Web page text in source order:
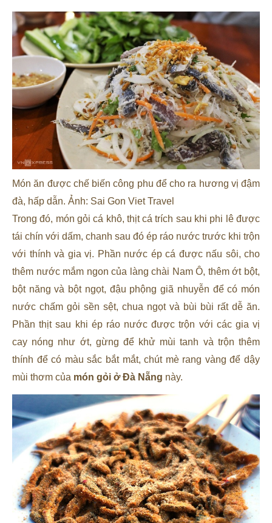
Món ăn được chế biến công phu để cho ra hương vị đậm
đà, hấp dẫn. Ảnh: Sai Gon Viet Travel
Trong đó, món gỏi cá khô, thịt cá trích sau khi phi lê được
tái chín với dấm, chanh sau đó ép ráo nước trước khi trộn
với thính và gia vị. Phần nước ép cá được nấu sôi, cho
thêm nước mắm ngon của làng chài Nam Ô, thêm ớt bột,
bột năng và bột ngọt, đậu phộng giã nhuyễn để có món
nước chấm gỏi sền sệt, chua ngọt và bùi bùi rất dễ ăn.
Phần thịt sau khi ép ráo nước được trộn với các gia vị
cay nóng như ớt, gừng để khử mùi tanh và trộn thêm
thính để có màu sắc bắt mắt, chút mè rang vàng để dậy
mùi thơm của món gỏi ở Đà Nẵng này.